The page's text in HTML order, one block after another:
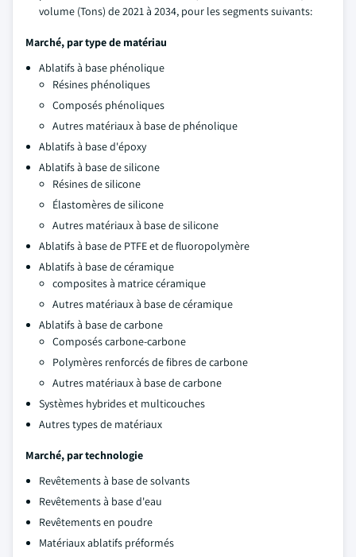
volume (Tons) de 2021 à 2034, pour les segments suivants:
Marché, par type de matériau
Ablatifs à base phénolique
Résines phénoliques
Composés phénoliques
Autres matériaux à base de phénolique
Ablatifs à base d'époxy
Ablatifs à base de silicone
Résines de silicone
Élastomères de silicone
Autres matériaux à base de silicone
Ablatifs à base de PTFE et de fluoropolymère
Ablatifs à base de céramique
composites à matrice céramique
Autres matériaux à base de céramique
Ablatifs à base de carbone
Composés carbone-carbone
Polymères renforcés de fibres de carbone
Autres matériaux à base de carbone
Systèmes hybrides et multicouches
Autres types de matériaux
Marché, par technologie
Revêtements à base de solvants
Revêtements à base d'eau
Revêtements en poudre
Matériaux ablatifs préformés